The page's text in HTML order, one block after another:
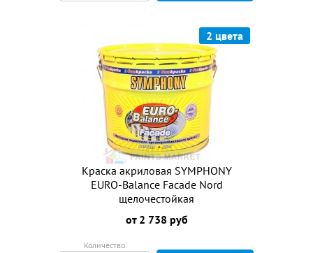
2 цвета
Краска акриловая SYMPHONY
EURO-Balance Facade Nord
щелочестойкая
от 2 738 руб
Количество